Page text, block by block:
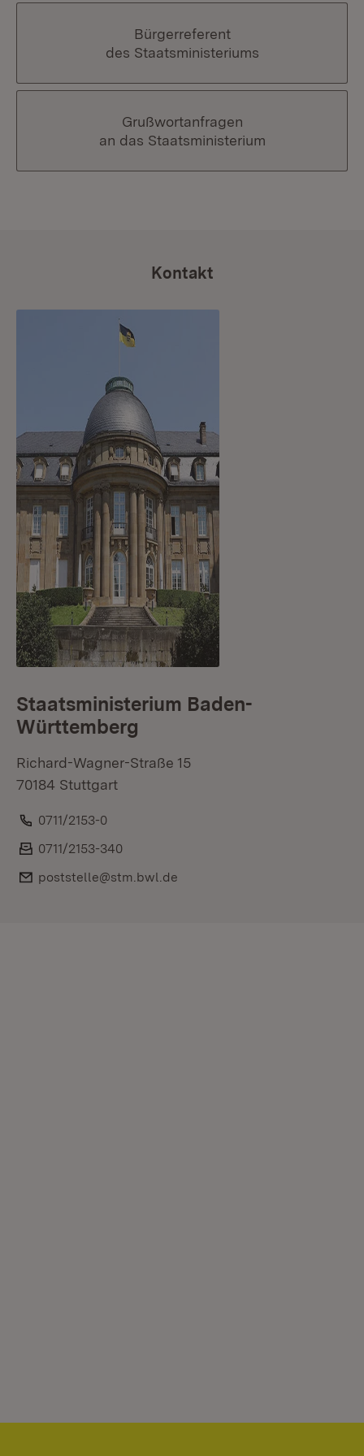
Bürgerreferent
des Staatsministeriums
Grußwortanfragen
an das Staatsministerium
Kontakt
Staatsministerium Baden-
Württemberg
Richard-Wagner-Straße 15
70184 Stuttgart
Telefon:
0711/2153-0
Fax:
0711/2153-340
E-Mail:
poststelle@stm.bwl.de